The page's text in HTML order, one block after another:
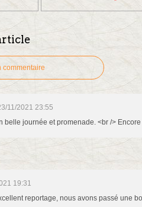
commentaire
11/2021 23:55
belle journée et promenade. <br />
19:31
reportage, nous avons passé une